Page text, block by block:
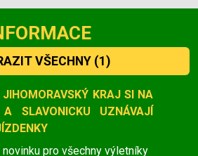
VŠECHNY (1)
JIHOMORAVSKÝ KRAJ SI NA
A SLAVONICKU UZNÁVAJÍ
pro všechny výletníky